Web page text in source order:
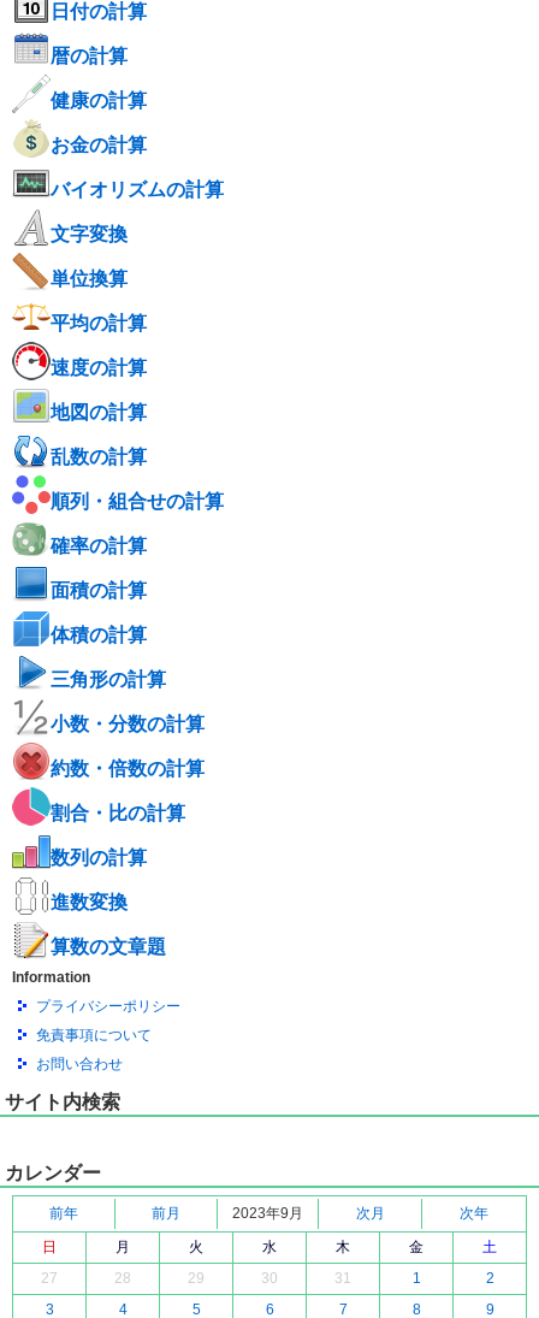
日付の計算
暦の計算
健康の計算
お金の計算
バイオリズムの計算
文字変換
単位換算
平均の計算
速度の計算
地図の計算
乱数の計算
順列・組合せの計算
確率の計算
面積の計算
体積の計算
三角形の計算
小数・分数の計算
約数・倍数の計算
割合・比の計算
数列の計算
進数変換
算数の文章題
Information
プライバシーポリシー
免責事項について
お問い合わせ
サイト内検索
カレンダー
前年 前月 2023年9月 次月
次年
日
月 火 水 木 金
土
27
28 29 30 31 1
2
3
4 5 6 7 8 9